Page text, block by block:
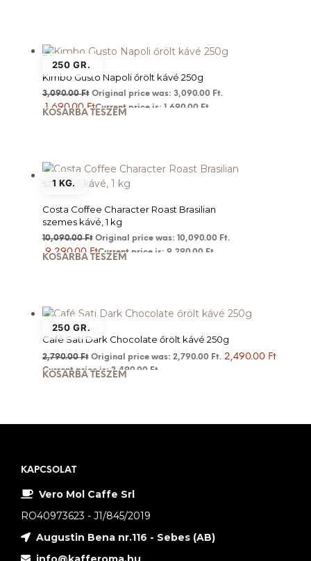
250 GR.
Kimbo Gusto Napoli őrölt kávé 250g
3,090.00Ft Original price was: 3,090.00 Ft.
1,690.00FtCurrent price is: 1,690.00 Ft.
KOSÁRBA TESZEM
1 KG.
Costa Coffee Character Roast Brasilian
szemes kávé, 1 kg
10,090.00Ft Original price was: 10,090.00 Ft.
9,290.00 FtCurrent price is: 9,290.00 Ft.
KOSÁRBA TESZEM
250 GR.
Café Sati Dark Chocolate őrölt kávé 250g
2,790.00Ft Original price was: 2,790.00 Ft. 2,490.00 Ft
Current price is: 2,490.00 Ft.
KOSÁRBA TESZEM
KAPCSOLAT
Vero Mol Caffe Srl
RO40973623 - J1/845/2019
Augustin Bena nr.116 - Sebes (AB)